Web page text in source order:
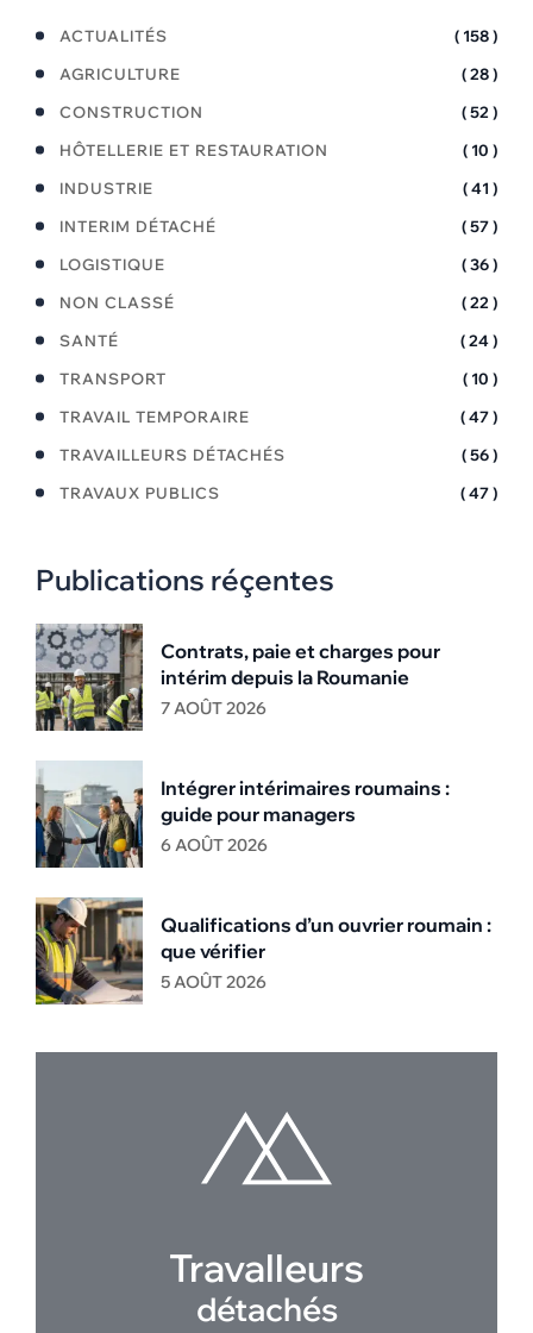
ACTUALITÉS
( 158 )
AGRICULTURE
( 28 )
CONSTRUCTION
( 52 )
HÔTELLERIE ET RESTAURATION
( 10 )
INDUSTRIE
( 41 )
INTERIM DÉTACHÉ
( 57 )
LOGISTIQUE
( 36 )
NON CLASSÉ
( 22 )
SANTÉ
( 24 )
TRANSPORT
( 10 )
TRAVAIL TEMPORAIRE
( 47 )
TRAVAILLEURS DÉTACHÉS
( 56 )
TRAVAUX PUBLICS
( 47 )
Publications réçentes
Contrats, paie et charges pour
intérim depuis la Roumanie
7 AOÛT 2026
Intégrer intérimaires roumains :
guide pour managers
6 AOÛT 2026
Qualifications d’un ouvrier roumain :
que vérifier
5 AOÛT 2026
Travalleurs
détachés